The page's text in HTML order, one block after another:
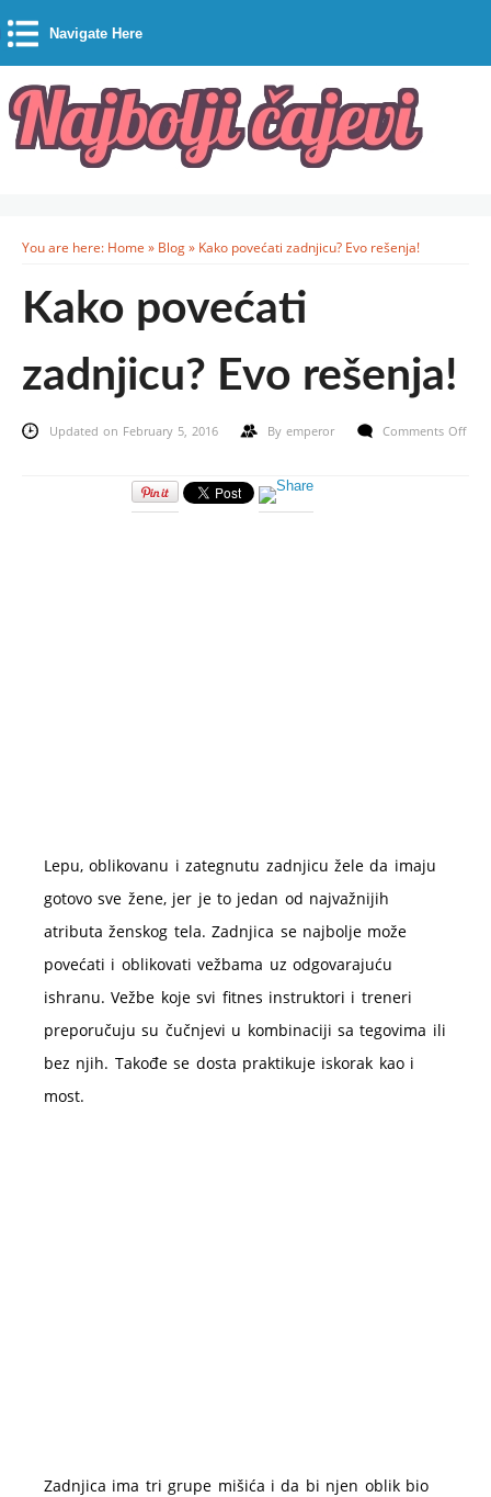
Navigate Here
You are here: Home » Blog» Kako povećati zadnjicu? Evo rešenja!
Kako povećati
zadnjicu? Evo rešenja!
Updated on February 5, 2016 By emperor
Comments Off
Lepu, oblikovanu i zategnutu zadnjicu žele da imaju
gotovo sve žene, jer je to jedan od najvažnijih
atributa ženskog tela. Zadnjica se najbolje može
povećati i oblikovati vežbama uz odgovarajuću
ishranu. Vežbe koje svi fitnes instruktori i treneri
preporučuju su čučnjevi u kombinaciji sa tegovima ili
bez njih. Takođe se dosta praktikuje iskorak kao i
most.
Zadnjica ima tri grupe mišića i da bi njen oblik bio